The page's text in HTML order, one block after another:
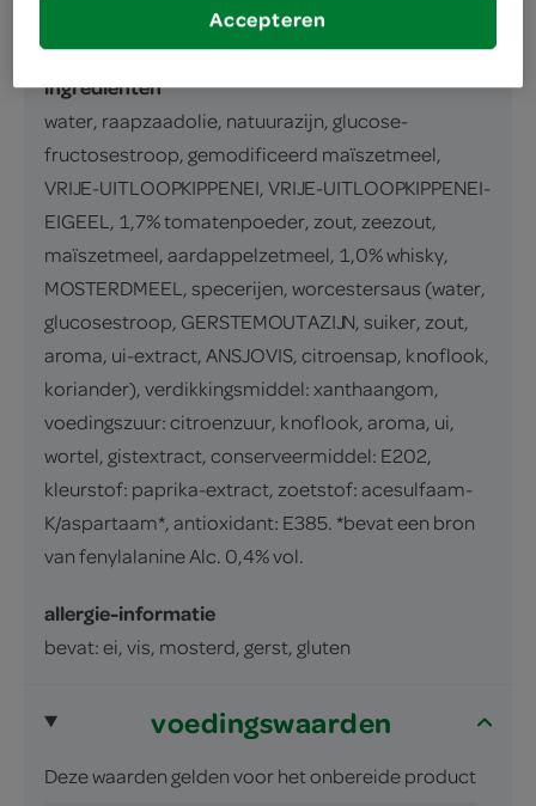
ingrediënten
ingrediënten
water, raapzaadolie, natuurazijn, glucose-
fructosestroop, gemodificeerd maïszetmeel,
VRIJE-UITLOOPKIPPENEI, VRIJE-UITLOOPKIPPENEI-
EIGEEL, 1,7% tomatenpoeder, zout, zeezout,
maïszetmeel, aardappelzetmeel, 1,0% whisky,
MOSTERDMEEL, specerijen, worcestersaus (water,
glucosestroop, GERSTEMOUTAZIJN, suiker, zout,
aroma, ui-extract, ANSJOVIS, citroensap, knoflook,
koriander), verdikkingsmiddel: xanthaangom,
voedingszuur: citroenzuur, knoflook, aroma, ui,
wortel, gistextract, conserveermiddel: E202,
kleurstof: paprika-extract, zoetstof: acesulfaam-
K/aspartaam*, antioxidant: E385. *bevat een bron
van fenylalanine Alc. 0,4% vol.
allergie-informatie
bevat: ei, vis, mosterd, gerst, gluten
voedingswaarden
Deze waarden gelden voor het onbereide product
Accepteren